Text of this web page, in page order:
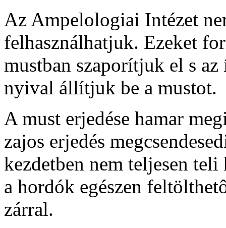
Az Ampelologiai Intézet
felhasználhatjuk. Ezeket
mustban szaporítjuk el s
nyival állítjuk be a mustot.
A must erjedése hamar
zajos erjedés
kezdetben nem teljesen
a hordók egészen
zárral.